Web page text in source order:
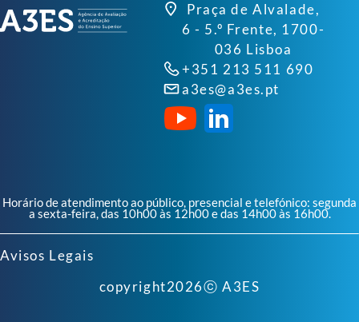
Praça de Alvalade,
6 - 5.º Frente, 1700-
036 Lisboa
+351 213 511 690
a3es@a3es.pt
Horário de atendimento ao público, presencial e telefónico: segunda
a sexta-feira, das 10h00 às 12h00 e das 14h00 às 16h00.
Avisos Legais
copyright2026ⓒ A3ES